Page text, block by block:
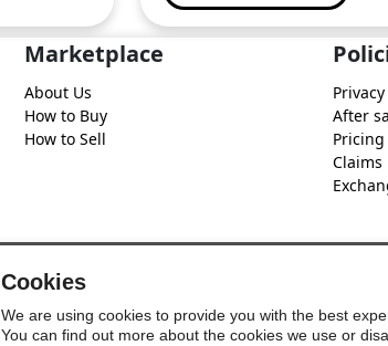
Marketplace
About Us
How to Buy
How to Sell
After
Pricing
Claims
Cookies
We are using cookies to provide you with the best
You can find out more about the cookies we use or